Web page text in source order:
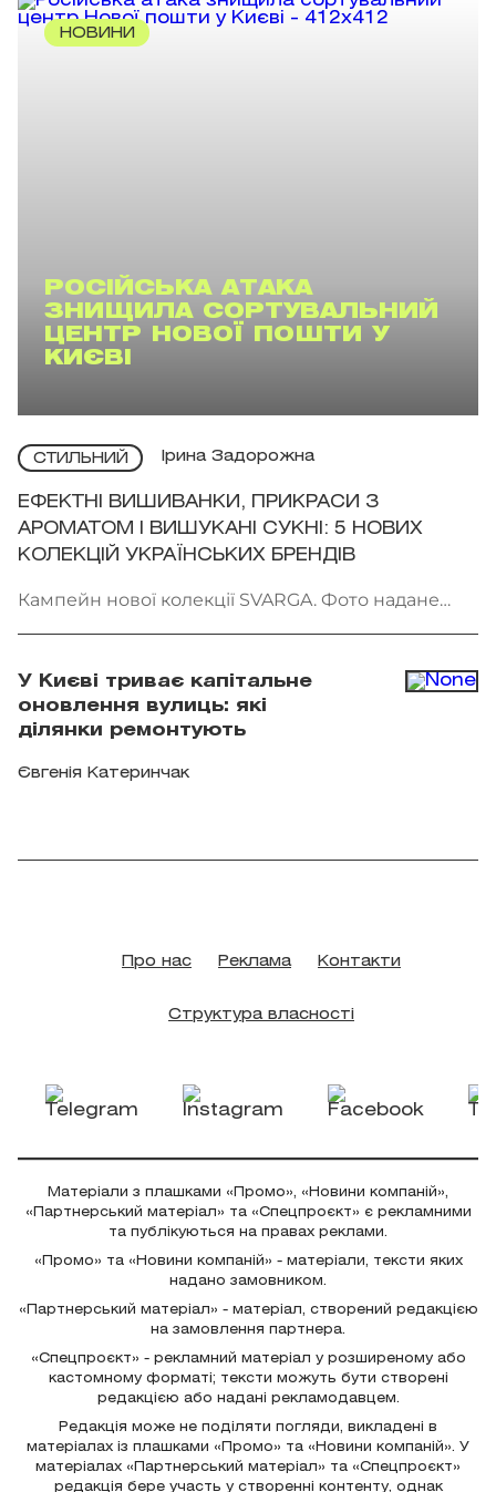
НОВИНИ
РОСІЙСЬКА АТАКА
ЗНИЩИЛА СОРТУВАЛЬНИЙ
ЦЕНТР НОВОЇ ПОШТИ У
КИЄВІ
СТИЛЬНИЙ Ірина Задорожна
ЕФЕКТНІ ВИШИВАНКИ, ПРИКРАСИ З
АРОМАТОМ І ВИШУКАНІ СУКНІ: 5 НОВИХ
КОЛЕКЦІЙ УКРАЇНСЬКИХ БРЕНДІВ
Кампейн нової колекції SVARGA. Фото надане
У Києві триває капітальне
оновлення вулиць: які
ділянки ремонтують
Євгенія Катеринчак
Про нас Реклама Контакти
Структура власності
Матеріали з плашками «Промо», «Новини компаній»,
«Партнерський матеріал» та «Спецпроєкт» є рекламними
та публікуються на правах реклами.
«Промо» та «Новини компаній» - матеріали, тексти яких
надано замовником.
«Партнерський матеріал» - матеріал, створений редакцією
на замовлення партнера.
«Спецпроєкт» - рекламний матеріал у розширеному або
кастомному форматі; тексти можуть бути створені
редакцією або надані рекламодавцем.
Редакція може не поділяти погляди, викладені в
матеріалах із плашками «Промо» та «Новини компаній». У
матеріалах «Партнерський матеріал» та «Спецпроєкт»
редакція бере участь у створенні контенту, однак